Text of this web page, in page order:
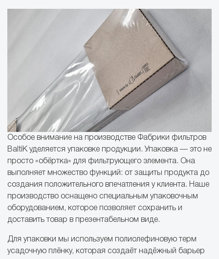
Особое внимание на производстве Фабрики фильтров
BaltiK уделяется упаковке продукции. Упаковка — это не
просто «обёртка» для фильтрующего элемента. Она
выполняет множество функций: от защиты продукта до
создания положительного впечатления у клиента. Наше
производство оснащено специальным упаковочным
оборудованием, которое позволяет сохранить и
доставить товар в презентабельном виде.
Для упаковки мы используем полиолефиновую терм
усадочную плёнку, которая создаёт надёжный барьер